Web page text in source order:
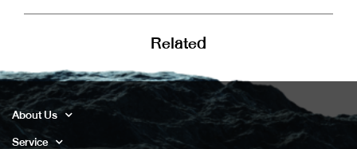
Related
About Us
Service